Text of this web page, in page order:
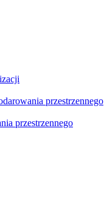
przestrzennego
przestrzennego